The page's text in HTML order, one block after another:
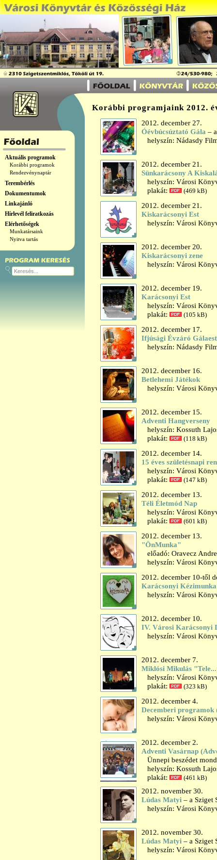
Aktuális programok
Korábbi programok
Rendezvénynaptár
Terembérlés
Dokumentumok
Linkajánló
Hírlevél feliratkozás
Elérhetőségek
Munkatársaink
Nyitva tartás
Korábbi programjaink 2012.
2012. december 27.
Óévbúcsúztató Gála –
helyszín: Nádasdy
2012. december 21.
Sünkarácsony A
helyszín: Városi
plakát:
(469 kB)
2012. december 21.
Kiskarácsonyi Est
helyszín: Városi
2012. december 20.
Kiskarácsonyi zene
helyszín: Városi
2012. december 19.
Karácsonyi Est
helyszín: Városi
plakát:
(105 kB)
2012. december 17.
Ifjúsági Évzáró Gálaest
helyszín: Nádasdy
2012. december 16.
Betlehemi Játékok
helyszín: Városi
2012. december 15.
Adventi Hangverseny
helyszín: Kossuth
plakát:
(118 kB)
2012. december 14.
15 éves születésnapi
helyszín: Városi
plakát:
(147 kB)
2012. december 13.
Téli Életmód Nap
helyszín: Városi
plakát:
(601 kB)
2012. december 13.
"ÖnMunka"
előadó: Oravecz
helyszín: Városi
2012. december 10-től
Karácsonyi
helyszín: Városi
2012. december 10.
IV. Városi Karácsonyi
helyszín: Városi
2012. december 7.
Miklósi Mikulás
helyszín: Városi
plakát:
(323 kB)
2012. december 4.
Decemberi programok
helyszín: Városi
2012. december 2.
Adventi Vasárnap
Ünnepi beszédet
helyszín: Kossuth
plakát:
(461 kB)
2012. november 30.
Lúdas Matyi – a Sziget
helyszín: Városi
2012. november 30.
Lúdas Matyi – a Sziget
helyszín: Városi